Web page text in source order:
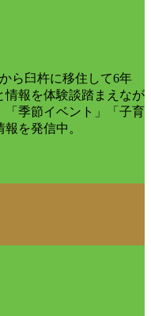
ら臼杵に移住して6年
情報を体験談踏まえなが
「季節イベント」「子育
を発信中。